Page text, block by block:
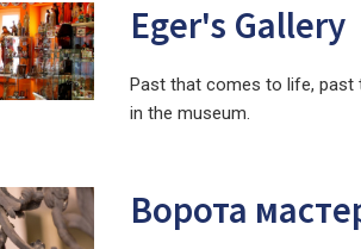
Eger's Gallery
Past that comes to life, past
in the museum.
Ворота